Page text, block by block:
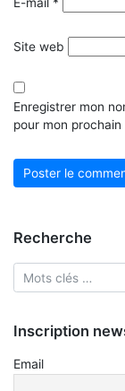
Site web
Enregistrer mon
pour mon
Recherche
Inscription
Email